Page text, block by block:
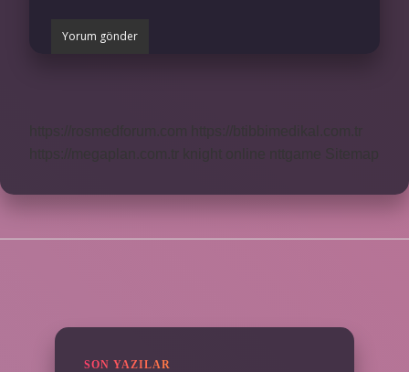
SON YAZILAR